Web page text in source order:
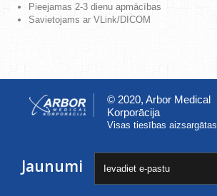
Pieejamas 2-3 dienu apmācības
Savietojams ar VLink/DICOM
© 2020, Arbor Medical
Korporācija
Visas tiesības aizsargātas.
Jaunumi